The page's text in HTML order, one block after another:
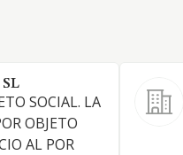
SOCIAL. LA
OBJETO
AL POR